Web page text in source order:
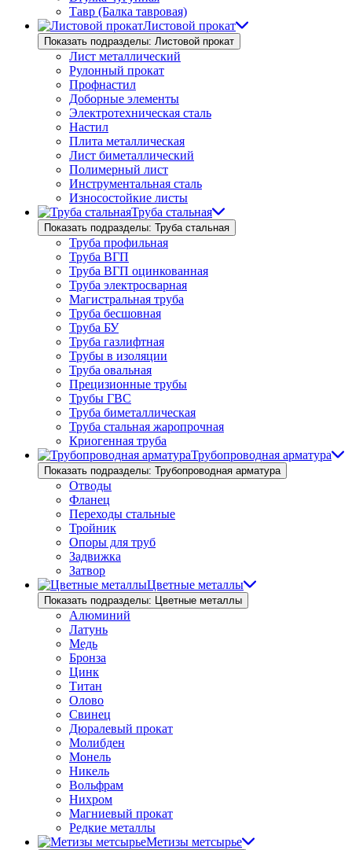
Тавр (Балка тавровая)
Листовой прокат
Показать подразделы: Листовой прокат
Лист металлический
Рулонный прокат
Профнастил
Доборные элементы
Электротехническая сталь
Настил
Плита металлическая
Лист биметаллический
Полимерный лист
Инструментальная сталь
Износостойкие листы
Труба стальная
Показать подразделы: Труба стальная
Труба профильная
Труба ВГП
Труба ВГП оцинкованная
Труба электросварная
Магистральная труба
Труба бесшовная
Труба БУ
Труба газлифтная
Трубы в изоляции
Труба овальная
Прецизионные трубы
Трубы ГВС
Труба биметаллическая
Труба стальная жаропрочная
Криогенная труба
Трубопроводная арматура
Показать подразделы: Трубопроводная арматура
Отводы
Фланец
Переходы стальные
Тройник
Опоры для труб
Задвижка
Затвор
Цветные металлы
Показать подразделы: Цветные металлы
Алюминий
Латунь
Медь
Бронза
Цинк
Титан
Олово
Свинец
Дюралевый прокат
Молибден
Монель
Никель
Вольфрам
Нихром
Магниевый прокат
Редкие металлы
Метизы метсырье